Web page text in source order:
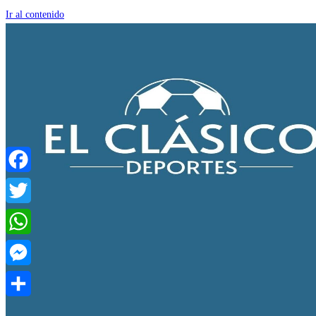
Ir al contenido
Facebook
Twitter
WhatsApp
Messenger